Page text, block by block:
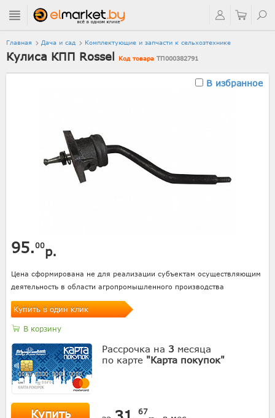
Главная Дача и сад Комплектующие и запчасти к сельхозтехнике
Кулиса КПП Rossel Код товара ТП000382791
В избранное
95.00р.
Цена сформирована не для реализации субъектам осуществляющим
деятельность в области агропромышленного производства
Купить в один клик
В корзину
Рассрочка на 3 месяца
по карте "Карта покупок"
Купить 67